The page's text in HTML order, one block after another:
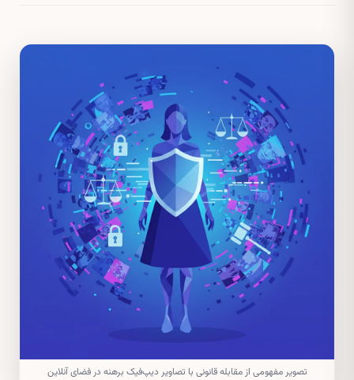
تصویر مفهومی از مقابله قانونی با تصاویر دیپ‌فیک برهنه در فضای آنلاین